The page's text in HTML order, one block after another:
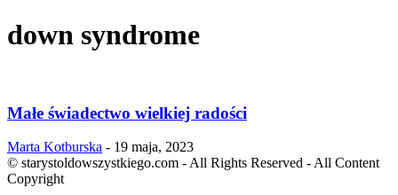
down syndrome
Małe świadectwo wielkiej radości
Marta Kotburska - 19 maja, 2023
© starystoldowszystkiego.com - All Rights Reserved - All Content
Copyright